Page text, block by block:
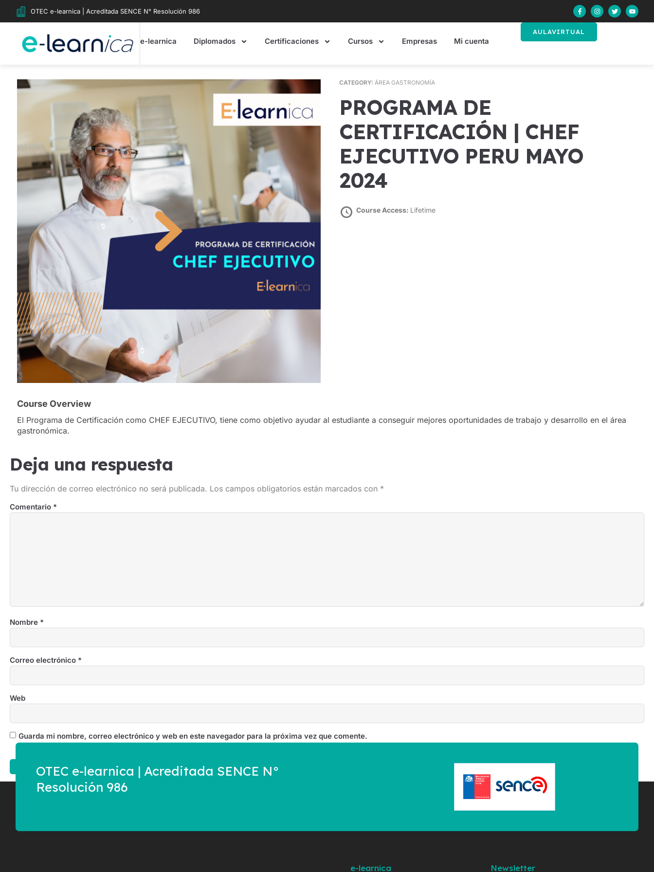
OTEC e-learnica | Acreditada SENCE N° Resolución 986
e-learnica Diplomados Certificaciones Cursos Empresas Mi cuenta
AULAVIRTUAL
CATEGORY:ÁREA GASTRONOMÍA
PROGRAMA DE
CERTIFICACIÓN | CHEF
EJECUTIVO PERU MAYO
2024
Course Access: Lifetime
Course Overview
El Programa de Certificación como CHEF EJECUTIVO, tiene como objetivo ayudar al estudiante a conseguir mejores oportunidades de trabajo y desarrollo en el área
gastronómica.
Deja una respuesta
Tu dirección de correo electrónico no será publicada. Los campos obligatorios están marcados con *
Comentario *
Nombre *
Correo electrónico *
Web
Guarda mi nombre, correo electrónico y web en este navegador para la próxima vez que comente.
OTEC e-learnica | Acreditada SENCE N°
Resolución 986
e-learnica Newsletter